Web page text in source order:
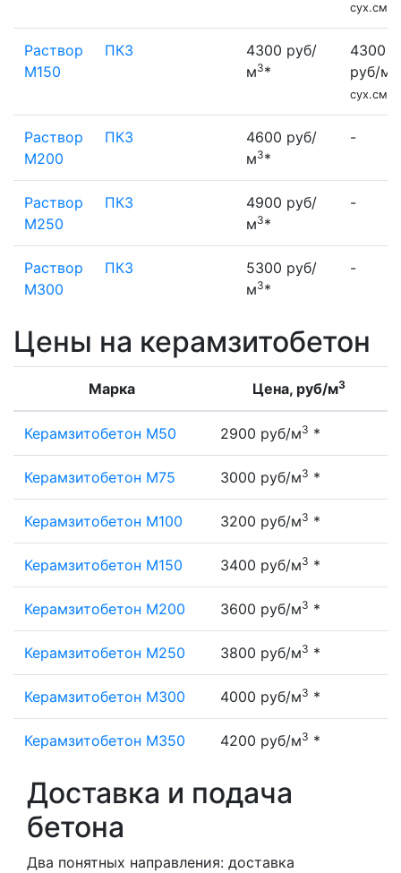
Раствор
М150
ПК3
4300 руб/
м3*
4300
руб/м
Раствор
М200
ПК3
4600 руб/
м3*
-
Раствор
М250
ПК3
4900 руб/
м3*
-
Раствор
М300
ПК3
5300 руб/
м3*
-
Цены на керамзитобетон
Марка Цена, руб/м3
Керамзитобетон М50 2900 руб/м3 *
Керамзитобетон М75 3000 руб/м3 *
Керамзитобетон М100 3200 руб/м3 *
Керамзитобетон М150 3400 руб/м3 *
Керамзитобетон М200 3600 руб/м3 *
Керамзитобетон М250 3800 руб/м3 *
Керамзитобетон М300 4000 руб/м3 *
Керамзитобетон М350 4200 руб/м3 *
Доставка и подача
бетона
Два понятных направления: доставка